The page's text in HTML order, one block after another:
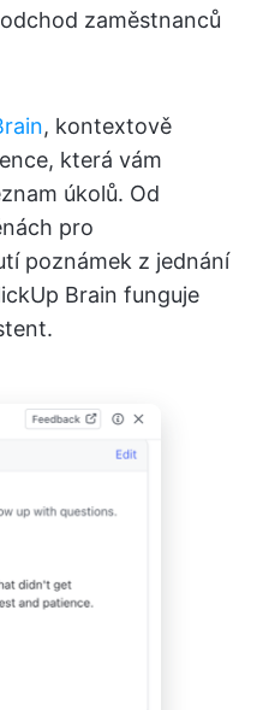
zaměstnanců
, kontextově
která vám
úkolů. Od
pro
poznámek z jednání
Brain funguje